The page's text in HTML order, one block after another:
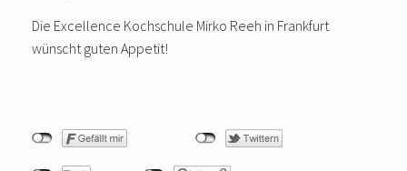
Die Excellence Kochschule Mirko Reeh in Frankfurt
wünscht guten Appetit!